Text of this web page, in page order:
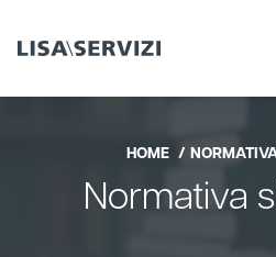
HOME
Normativa